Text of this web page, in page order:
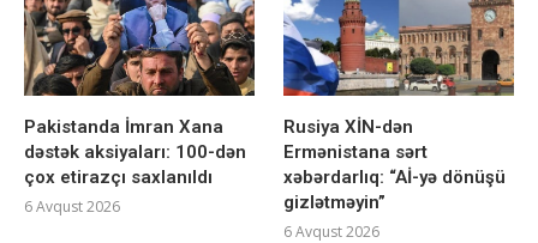
Pakistanda İmran Xana
dəstək aksiyaları: 100-dən
çox etirazçı saxlanıldı
6 Avqust 2026
Rusiya XİN-dən
Ermənistana sərt
xəbərdarlıq: “Aİ-yə dönüşü
gizlətməyin”
6 Avqust 2026